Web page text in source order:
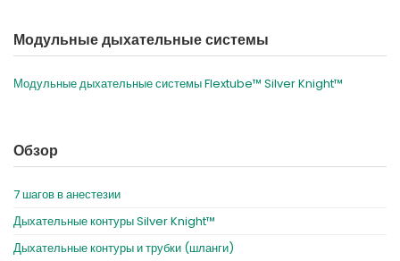
Модульные дыхательные системы
Модульные дыхательные системы Flextube™ Silver Knight™
Обзор
7 шагов в анестезии
Дыхательные контуры Silver Knight™
Дыхательные контуры и трубки (шланги)